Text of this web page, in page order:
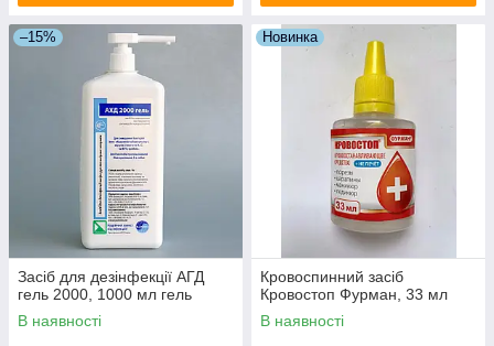
–15%
Засіб для дезінфекції АГД
гель 2000, 1000 мл гель
В наявності
Новинка
Кровоспинний засіб
Кровостоп Фурман, 33 мл
В наявності